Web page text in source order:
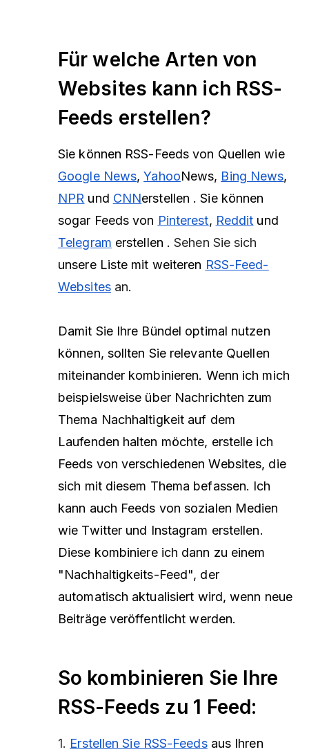
Für welche Arten von
Websites kann ich RSS-
Feeds erstellen?
Sie können RSS-Feeds von Quellen wie
Google News,YahooNews, Bing News,
NPR und CNNerstellen .Sie können
sogar Feeds von Pinterest, Reddit und
Telegram erstellen .Sehen Sie sich
unsere Liste mit weiteren RSS-Feed-
Websitesan.
Damit Sie Ihre Bündel optimal nutzen
können, sollten Sie relevante Quellen
miteinander kombinieren. Wenn ich mich
beispielsweise über Nachrichten zum
Thema Nachhaltigkeit auf dem
Laufenden halten möchte, erstelle ich
Feeds von verschiedenen Websites, die
sich mit diesem Thema befassen. Ich
kann auch Feeds von sozialen Medien
wie Twitter und Instagram erstellen.
Diese kombiniere ich dann zu einem
"Nachhaltigkeits-Feed", der
automatisch aktualisiert wird, wenn neue
Beiträge veröffentlicht werden.
So kombinieren Sie Ihre
RSS-Feeds zu 1 Feed:
1. Erstellen Sie RSS-Feedsaus Ihren